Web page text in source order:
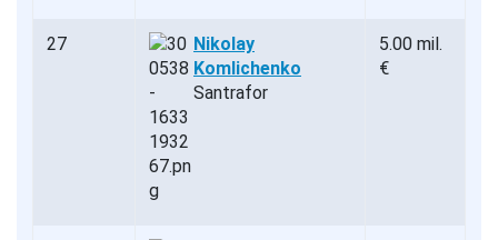
27
Nikolay
Komlichenko
Santrafor
5.00 mil.
€